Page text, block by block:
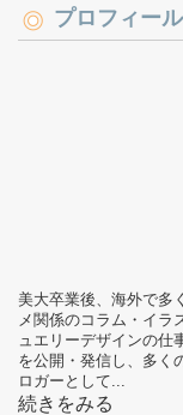
プロフィール
美大卒業後、海外で多
メ関係のコラム・イラ
ュエリーデザインの仕
を公開・発信し、多く
ロガーとして...
続きをみる